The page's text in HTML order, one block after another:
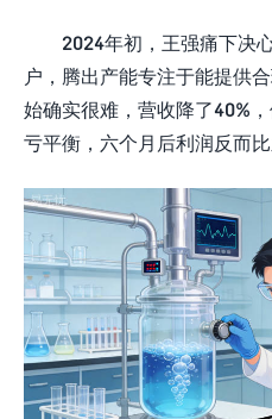
2024年初，王强痛下决
户，腾出产能专注于能提供
始确实很难，营收降了40%
亏平衡，六个月后利润反而